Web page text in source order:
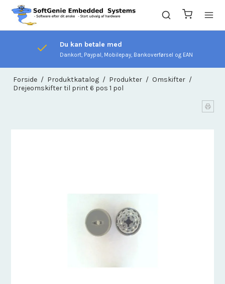
Du kan betale med
Dankort, Paypal, Mobilepay, Bankoverførsel og EAN
Forside / Produktkatalog / Produkter / Omskifter /
Drejeomskifter til print 6 pos 1 pol